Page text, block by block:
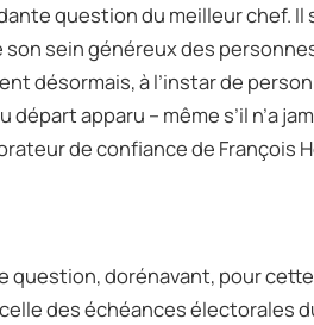
question du meilleur chef.
sein généreux des
désormais, à l’instar de
départ apparu – même s’il n’a
de confiance de François
question, dorénavant, pour
des échéances électorales